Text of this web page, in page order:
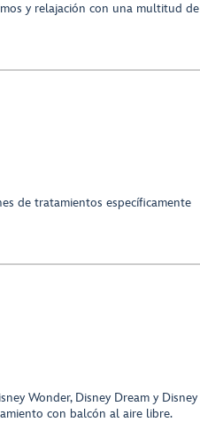
y relajación con una multitud de
de tratamientos específicamente
Wonder, Disney Dream y Disney
con balcón al aire libre.